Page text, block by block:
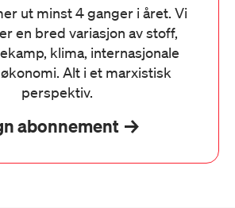
ut minst 4 ganger i året. Vi
en bred variasjon av stoff,
klima, internasjonale
Alt i et marxistisk
perspektiv.
abonnement